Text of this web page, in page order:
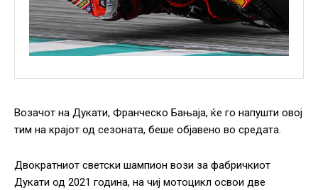
Возачот на Дукати, Франческо Бањаја, ќе го напушти овој
тим на крајот од сезоната, беше објавено во средата.
Двократниот светски шампион вози за фабричкиот
Дукати од 2021 година, на чиј мотоцикл освои две